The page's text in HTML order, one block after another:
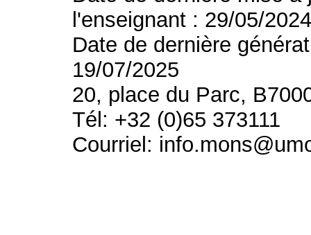
l'enseignant : 29/05/
Date de dernière
19/07/2025
20, place du Parc,
Tél: +32 (0)65 373111
Courriel: